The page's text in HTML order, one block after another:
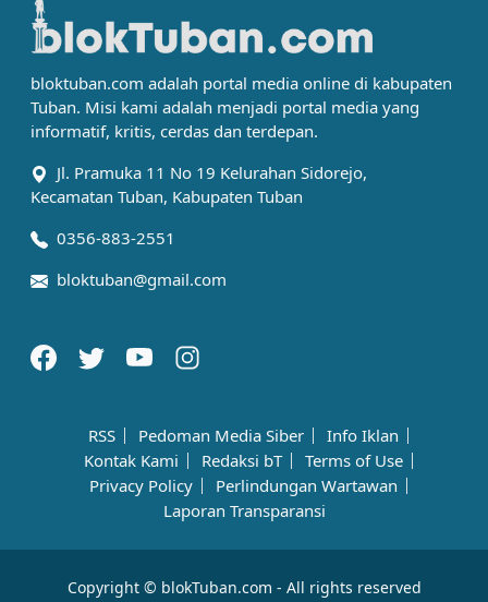
bloktuban.com adalah portal media online di kabupaten
Tuban. Misi kami adalah menjadi portal media yang
informatif, kritis, cerdas dan terdepan.
Jl. Pramuka 11 No 19 Kelurahan Sidorejo,
Kecamatan Tuban, Kabupaten Tuban
0356-883-2551
bloktuban@gmail.com
RSS Pedoman Media Siber
Info Iklan
Kontak Kami
Redaksi bT
Terms of Use
Privacy Policy
Perlindungan Wartawan
Laporan Transparansi
Copyright © blokTuban.com - All rights reserved